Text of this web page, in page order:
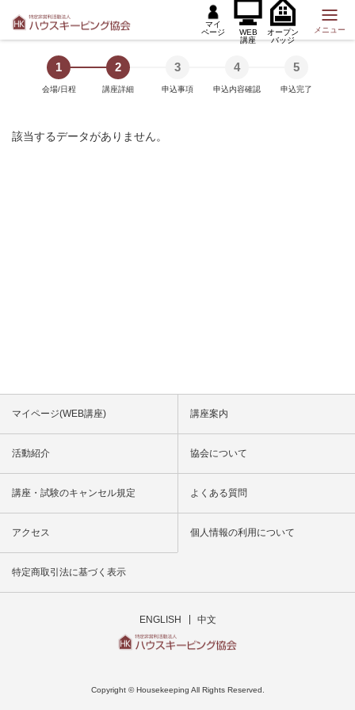
マイ
ページ
WEB
講座
オープン
バッジ
メニュー
1
会場/日程
2
講座詳細
3
申込事項
4
申込内容確認
5
申込完了
該当するデータがありません。
マイページ(WEB講座) 講座案内
活動紹介 協会について
講座・試験のキャンセル規定 よくある質問
アクセス 個人情報の利用について
特定商取引法に基づく表示
ENGLISH 中文
Copyright © Housekeeping All Rights Reserved.